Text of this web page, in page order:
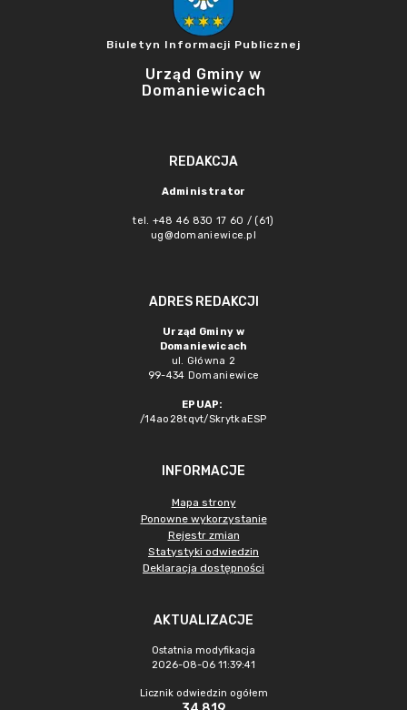
Biuletyn Informacji Publicznej
Urząd Gminy w
Domaniewicach
REDAKCJA
Administrator
tel. +48 46 830 17 60 / (61)
ug@domaniewice.pl
ADRES REDAKCJI
Urząd Gminy w
Domaniewicach
ul. Główna 2
99-434 Domaniewice
EPUAP:
/14ao28tqvt/SkrytkaESP
INFORMACJE
Mapa strony
Ponowne wykorzystanie
Rejestr zmian
Statystyki odwiedzin
Deklaracja dostępności
AKTUALIZACJE
Ostatnia modyfikacja
2026-08-06 11:39:41
Licznik odwiedzin ogółem